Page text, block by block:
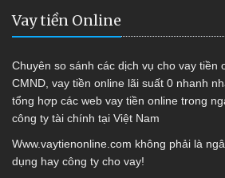
Vay tiền Online
Chuyên so sánh các dịch vụ cho vay tiền
CMND, vay tiền online lãi suất 0 nhanh
tổng hợp các web vay tiền online trong
công ty tài chính tại Việt Nam
Www.vaytienonline.com không phải là
dụng hay công ty cho vay!